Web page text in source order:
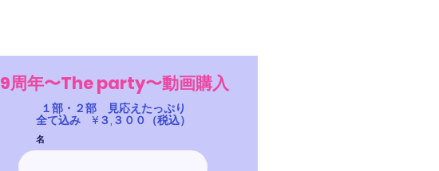
​9周年〜The party〜動画購入
１部・２部 見応えたっぷり
​全て込み ¥３,３００（税込）
名